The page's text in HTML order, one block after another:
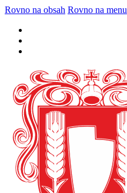
Rovno na obsah Rovno na menu